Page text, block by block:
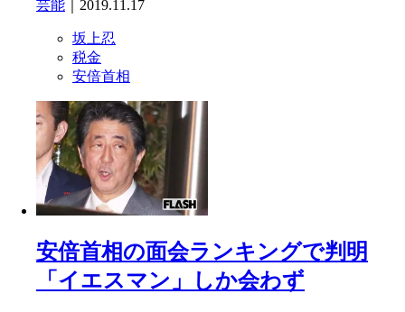
芸能 ｜2019.11.17
坂上忍
税金
安倍首相
安倍首相の面会ランキングで判明
「イエスマン」しか会わず